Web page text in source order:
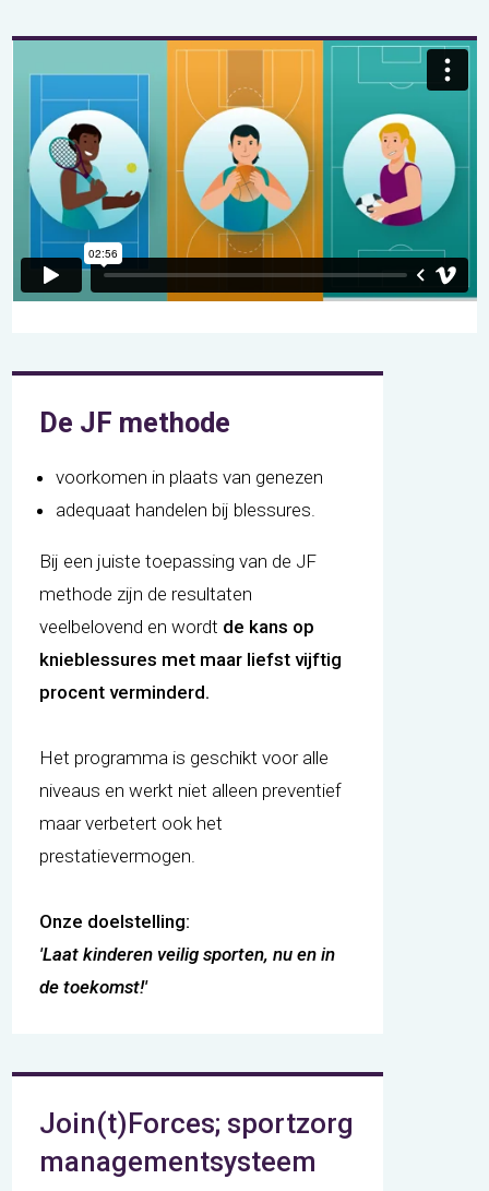
De JF methode
voorkomen in plaats van genezen
adequaat handelen bij blessures.
Bij een juiste toepassing van de JF
methode zijn de resultaten
veelbelovend en wordt de kans op
knieblessures met maar liefst vijftig
procent verminderd.
Het programma is geschikt voor alle
niveaus en werkt niet alleen preventief
maar verbetert ook het
prestatievermogen.
Onze doelstelling:
'Laat kinderen veilig sporten, nu en in
de toekomst!'
Join(t)Forces; sportzorg
managementsysteem